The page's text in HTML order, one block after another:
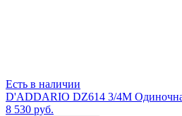
Есть в наличии
D'ADDARIO DZ614 3/4M
8 530 руб.